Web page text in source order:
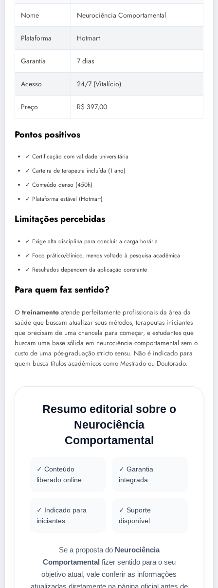
Nome Neurociência Comportamental
Plataforma Hotmart
Garantia 7 dias
Acesso 24/7 (Vitalício)
Preço R$ 397,00
Pontos positivos
✓ Certificação com validade universitária
✓ Carteira de terapeuta incluída (1 ano)
✓ Conteúdo denso (450h)
✓ Plataforma estável (Hotmart)
Limitações percebidas
✓ Exige alta disciplina para concluir a carga horária
✓ Foco prático/clínico, menos voltado à pesquisa acadêmica
✓ Resultados dependem da aplicação constante
Para quem faz sentido?
O treinamento atende perfeitamente profissionais da área da
saúde que buscam atualizar seus métodos, terapeutas iniciantes
que precisam de uma chancela para começar, e estudantes que
buscam uma base sólida em neurociência comportamental sem o
custo de uma pós-graduação stricto sensu. Não é indicado para
quem busca títulos acadêmicos como Mestrado ou Doutorado.
Resumo editorial sobre o
Neurociência
Comportamental
✓ Conteúdo
liberado online
✓ Garantia
integrada
✓ Indicado para
iniciantes
✓ Suporte
disponível
Se a proposta do Neurociência
Comportamental fizer sentido para o seu
objetivo atual, vale conferir as informações